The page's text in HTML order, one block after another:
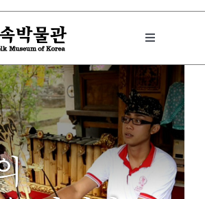
Toggle